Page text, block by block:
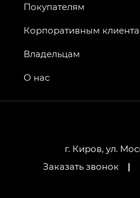
г. Киров, ул.
Заказать звонок
|
Покупателям
Корпоративным
Владельцам
О нас